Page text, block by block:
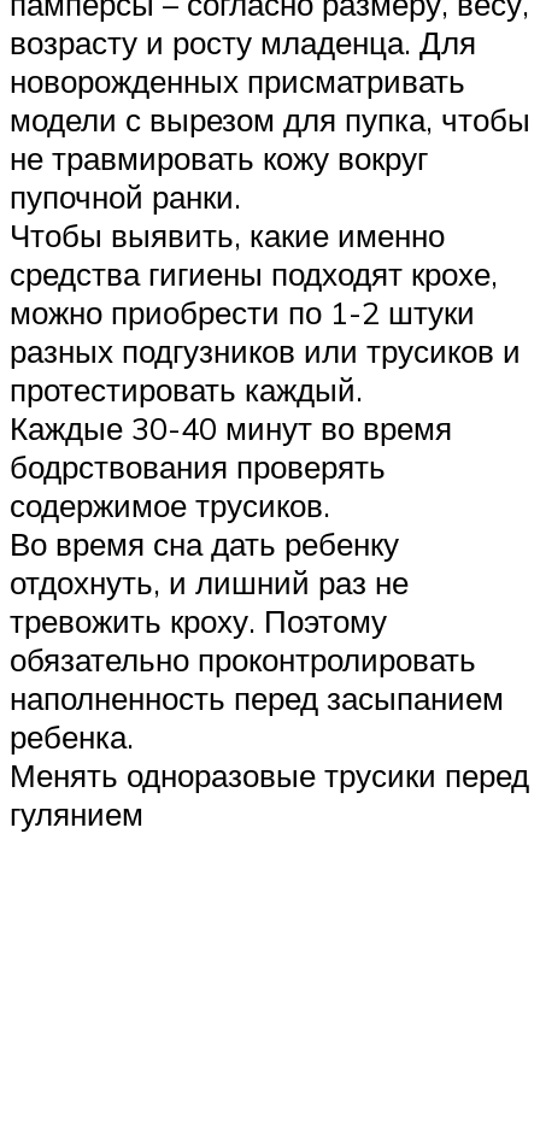
возрасту и росту младенца. Для
новорожденных присматривать
модели с вырезом для пупка, чтобы
не травмировать кожу вокруг
пупочной ранки.
Чтобы выявить, какие именно
средства гигиены подходят крохе,
можно приобрести по 1-2 штуки
разных подгузников или трусиков и
протестировать каждый.
Каждые 30-40 минут во время
бодрствования проверять
содержимое трусиков.
Во время сна дать ребенку
отдохнуть, и лишний раз не
тревожить кроху. Поэтому
обязательно проконтролировать
наполненность перед засыпанием
ребенка.
Менять одноразовые трусики перед
гулянием